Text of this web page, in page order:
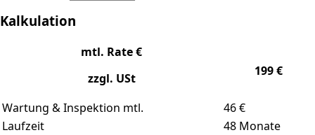
Kalkulation
mtl. Rate €
zzgl. USt
199€
Wartung & Inspektion mtl.
46 €
Laufzeit
48 Monate